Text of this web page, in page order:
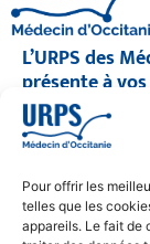
Pour offrir les
telles que les
appareils. Le fait de
L’URPS des
présente à
© 2026 URPS
Siège social : 1300
05 61 15 80 90
Accueil : Lundi au